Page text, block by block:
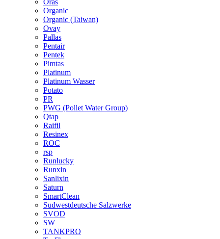
Oras
Organic
Organic (Taiwan)
Ovay
Pallas
Pentair
Pentek
Pimtas
Platinum
Platinum Wasser
Potato
PR
PWG (Pollet Water Group)
Qtap
Raifil
Resinex
ROC
rsp
Runlucky
Runxin
Sanlixin
Saturn
SmartClean
Sudwestdeutsche Salzwerke
SVOD
SW
TANKPRO